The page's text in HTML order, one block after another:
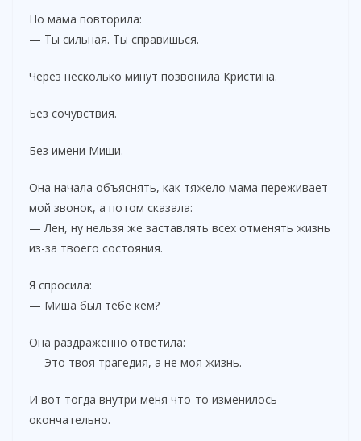
Но мама повторила:
— Ты сильная. Ты справишься.
Через несколько минут позвонила Кристина.
Без сочувствия.
Без имени Миши.
Она начала объяснять, как тяжело мама переживает
мой звонок, а потом сказала:
— Лен, ну нельзя же заставлять всех отменять жизнь
из-за твоего состояния.
Я спросила:
— Миша был тебе кем?
Она раздражённо ответила:
— Это твоя трагедия, а не моя жизнь.
И вот тогда внутри меня что-то изменилось
окончательно.